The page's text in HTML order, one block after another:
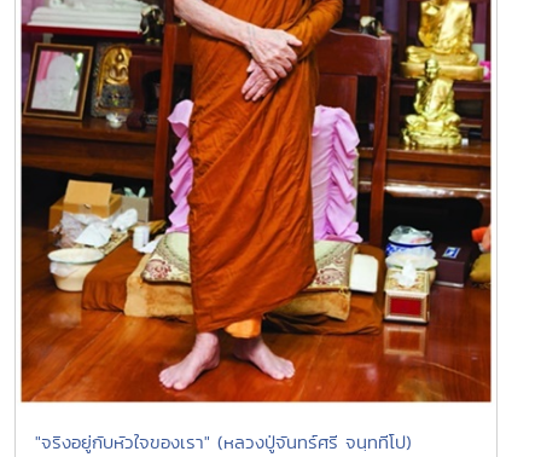
"จริงอยู่กับหัวใจของเรา" (หลวงปู่จันทร์ศรี จนฺททีโป)